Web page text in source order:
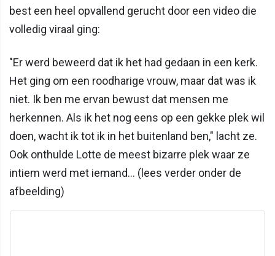
best een heel opvallend gerucht door een video die
volledig viraal ging:
"Er werd beweerd dat ik het had gedaan in een kerk.
Het ging om een roodharige vrouw, maar dat was ik
niet. Ik ben me ervan bewust dat mensen me
herkennen. Als ik het nog eens op een gekke plek wil
doen, wacht ik tot ik in het buitenland ben," lacht ze.
Ook onthulde Lotte de meest bizarre plek waar ze
intiem werd met iemand... (lees verder onder de
afbeelding)